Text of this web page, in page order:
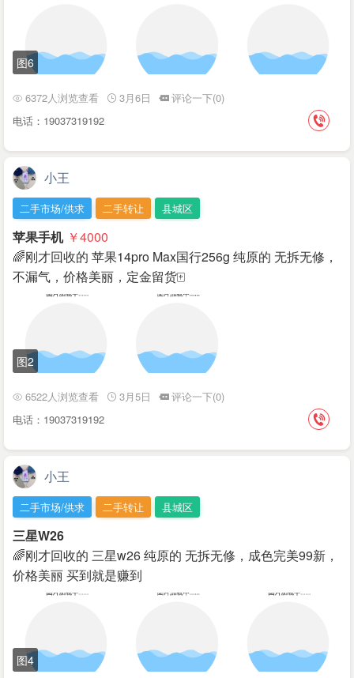
图6
6372人浏览查看 3月6日
评论一下(0)
电话：19037319192
小王
二手市场/供求 二手转让 县城区
苹果手机 ￥4000
🌈刚才回收的 苹果14pro Max国行256g 纯原的 无拆无修，
不漏气，价格美丽，定金留货🀄
图2
6522人浏览查看 3月5日
评论一下(0)
电话：19037319192
小王
二手市场/供求 二手转让 县城区
三星W26
🌈刚才回收的 三星w26 纯原的 无拆无修，成色完美99新，
价格美丽 买到就是赚到
图4